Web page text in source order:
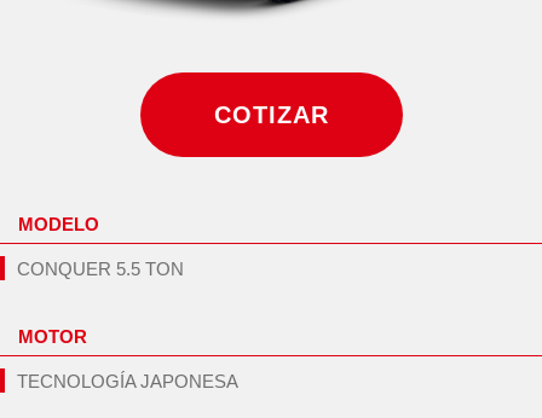
COTIZAR
MODELO
CONQUER 5.5 TON
MOTOR
TECNOLOGÍA JAPONESA